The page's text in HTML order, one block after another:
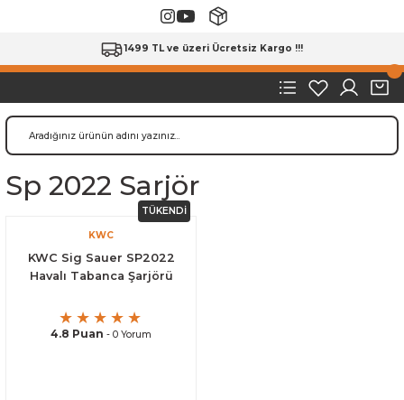
1499 TL ve üzeri Ücretsiz Kargo !!!
Sp 2022 Sarjör
TÜKENDİ
KWC
KWC Sig Sauer SP2022
Havalı Tabanca Şarjörü
4.8 Puan - 0 Yorum